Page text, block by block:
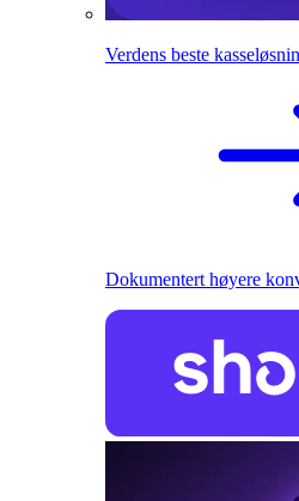
Verdens beste
Dokumentert høyere